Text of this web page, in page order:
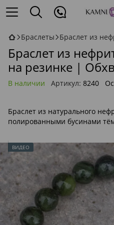
Браслеты Браслет из
Браслет из
на резинке |
В наличии Артикул: 8240
Браслет из натурального
полированными бусинами
ВИДЕО